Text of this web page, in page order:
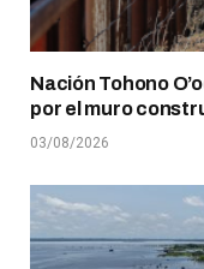
Nación Tohono
por el muro
03/08/2026